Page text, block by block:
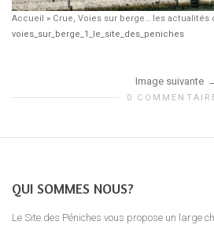
Accueil » Crue, Voies sur berge… les actualités
voies_sur_berge_1_le_site_des_peniches
Image suivante
0
QUI SOMMES NOUS?
Le Site des Péniches vous propose un large